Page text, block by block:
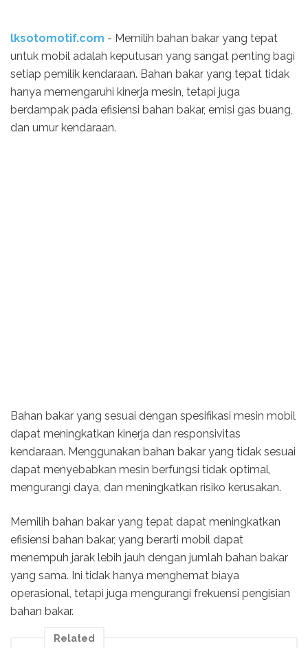
lksotomotif.com - Memilih bahan bakar yang tepat
untuk mobil adalah keputusan yang sangat penting bagi
setiap pemilik kendaraan. Bahan bakar yang tepat tidak
hanya memengaruhi kinerja mesin, tetapi juga
berdampak pada efisiensi bahan bakar, emisi gas buang,
dan umur kendaraan.
Bahan bakar yang sesuai dengan spesifikasi mesin mobil
dapat meningkatkan kinerja dan responsivitas
kendaraan. Menggunakan bahan bakar yang tidak sesuai
dapat menyebabkan mesin berfungsi tidak optimal,
mengurangi daya, dan meningkatkan risiko kerusakan.
Memilih bahan bakar yang tepat dapat meningkatkan
efisiensi bahan bakar, yang berarti mobil dapat
menempuh jarak lebih jauh dengan jumlah bahan bakar
yang sama. Ini tidak hanya menghemat biaya
operasional, tetapi juga mengurangi frekuensi pengisian
bahan bakar.
Related